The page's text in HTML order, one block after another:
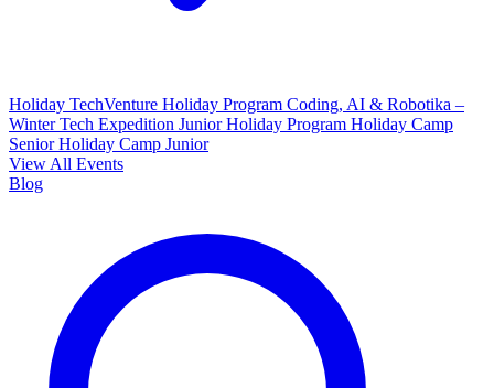
Holiday TechVenture Holiday Program Coding, AI & Robotika –
Winter Tech Expedition Junior Holiday Program Holiday Camp
SeniorHoliday Camp Junior
View All Events
Blog